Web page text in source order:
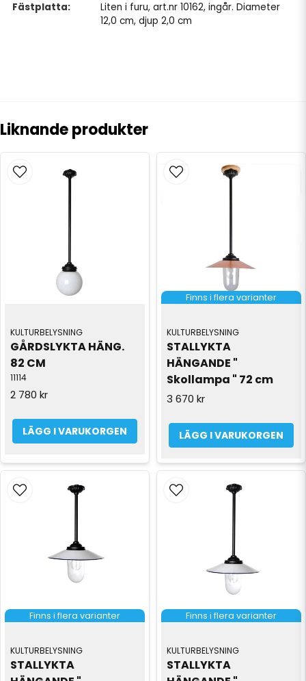
Fästplatta:
Liten i furu, art.nr 10162, ingår. Diameter
12,0 cm, djup 2,0 cm
Liknande produkter
KULTURBELYSNING
GÅRDSLYKTA HÄNG.
82 CM
11114
2 780 kr
LÄGG I VARUKORGEN
Finns i flera varianter
KULTURBELYSNING
STALLYKTA
HÄNGANDE "
Skollampa " 72 cm
3 670 kr
LÄGG I VARUKORGEN
Finns i flera varianter
KULTURBELYSNING
STALLYKTA
Finns i flera varianter
KULTURBELYSNING
STALLYKTA